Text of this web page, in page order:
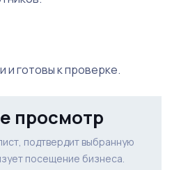
и готовы к проверке.
просмотр
подтвердит выбранную
посещение бизнеса.